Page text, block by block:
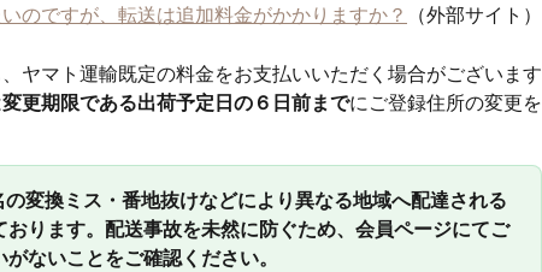
のですが、転送は追加料金がかかりますか？ （外部サイト）
ヤマト運輸既定の料金をお支払いいただく場合がございます
変更期限である出荷予定日の６日前までにご登録住所の変更を
変換ミス・番地抜けなどにより異なる地域へ配達される
おります。配送事故を未然に防ぐため、会員ページにてご
ないことをご確認ください。